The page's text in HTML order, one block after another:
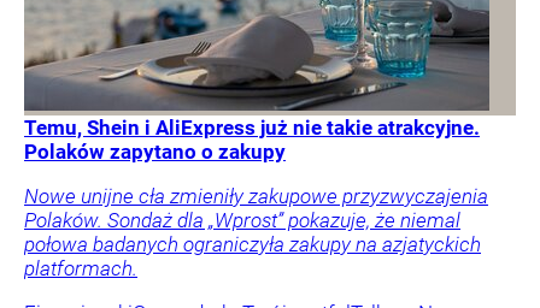
Temu, Shein i AliExpress już nie takie atrakcyjne.
Polaków zapytano o zakupy
Nowe unijne cła zmieniły zakupowe przyzwyczajenia
Polaków. Sondaż dla „Wprost” pokazuje, że niemal
połowa badanych ograniczyła zakupy na azjatyckich
platformach.